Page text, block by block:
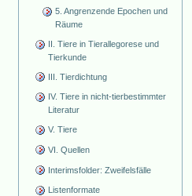
5. Angrenzende Epochen und
Räume
II. Tiere in Tierallegorese und
Tierkunde
III. Tierdichtung
IV. Tiere in nicht-tierbestimmter
Literatur
V. Tiere
VI. Quellen
Interimsfolder: Zweifelsfälle
Listenformate